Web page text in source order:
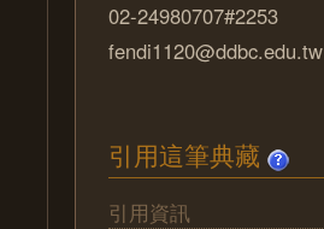
02-24980707#2253
fendi1120@ddbc.edu.tw
引用這筆典藏
引用資訊